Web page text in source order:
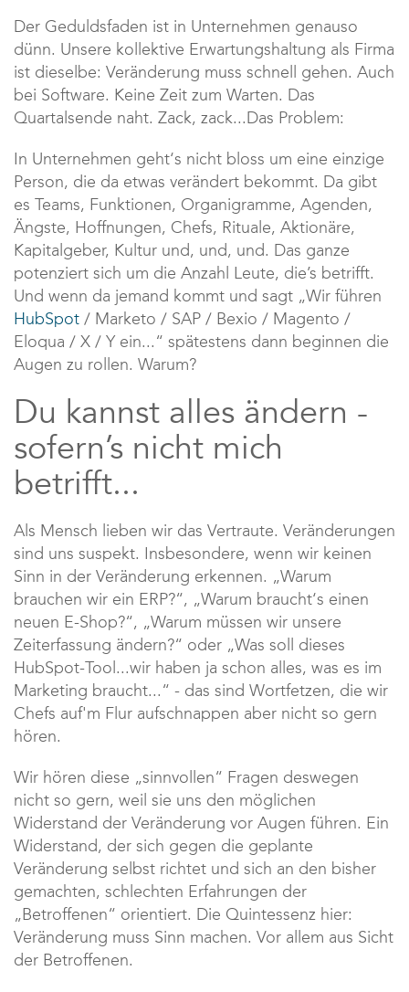
Der Geduldsfaden ist in Unternehmen genauso
dünn. Unsere kollektive Erwartungshaltung als Firma
ist dieselbe: Veränderung muss schnell gehen. Auch
bei Software. Keine Zeit zum Warten. Das
Quartalsende naht. Zack, zack...Das Problem:
In Unternehmen geht‘s nicht bloss um eine einzige
Person, die da etwas verändert bekommt. Da gibt
es Teams, Funktionen, Organigramme, Agenden,
Ängste, Hoffnungen, Chefs, Rituale, Aktionäre,
Kapitalgeber, Kultur und, und, und. Das ganze
potenziert sich um die Anzahl Leute, die’s betrifft.
Und wenn da jemand kommt und sagt „Wir führen
HubSpot / Marketo / SAP / Bexio / Magento /
Eloqua / X / Y ein...“ spätestens dann beginnen die
Augen zu rollen. Warum?
Du kannst alles ändern -
sofern’s nicht mich
betrifft...
Als Mensch lieben wir das Vertraute. Veränderungen
sind uns suspekt. Insbesondere, wenn wir keinen
Sinn in der Veränderung erkennen. „Warum
brauchen wir ein ERP?“, „Warum braucht‘s einen
neuen E-Shop?“, „Warum müssen wir unsere
Zeiterfassung ändern?“ oder „Was soll dieses
HubSpot-Tool...wir haben ja schon alles, was es im
Marketing braucht...“ - das sind Wortfetzen, die wir
Chefs auf'm Flur aufschnappen aber nicht so gern
hören.
Wir hören diese „sinnvollen“ Fragen deswegen
nicht so gern, weil sie uns den möglichen
Widerstand der Veränderung vor Augen führen. Ein
Widerstand, der sich gegen die geplante
Veränderung selbst richtet und sich an den bisher
gemachten, schlechten Erfahrungen der
„Betroffenen“ orientiert. Die Quintessenz hier:
Veränderung muss Sinn machen. Vor allem aus Sicht
der Betroffenen.